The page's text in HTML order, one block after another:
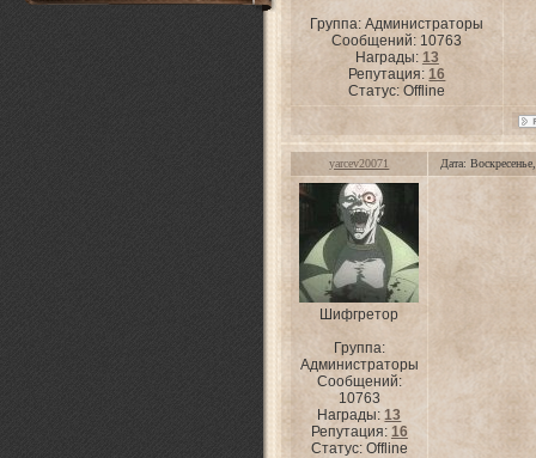
Группа: Администраторы
Сообщений: 10763
Награды: 13
Репутация:16
Статус:Offline
yarcev20071 Дата:
Шифгретор
Группа:
Администраторы
Сообщений:
10763
Награды:13
Репутация: 16
Статус: Offline